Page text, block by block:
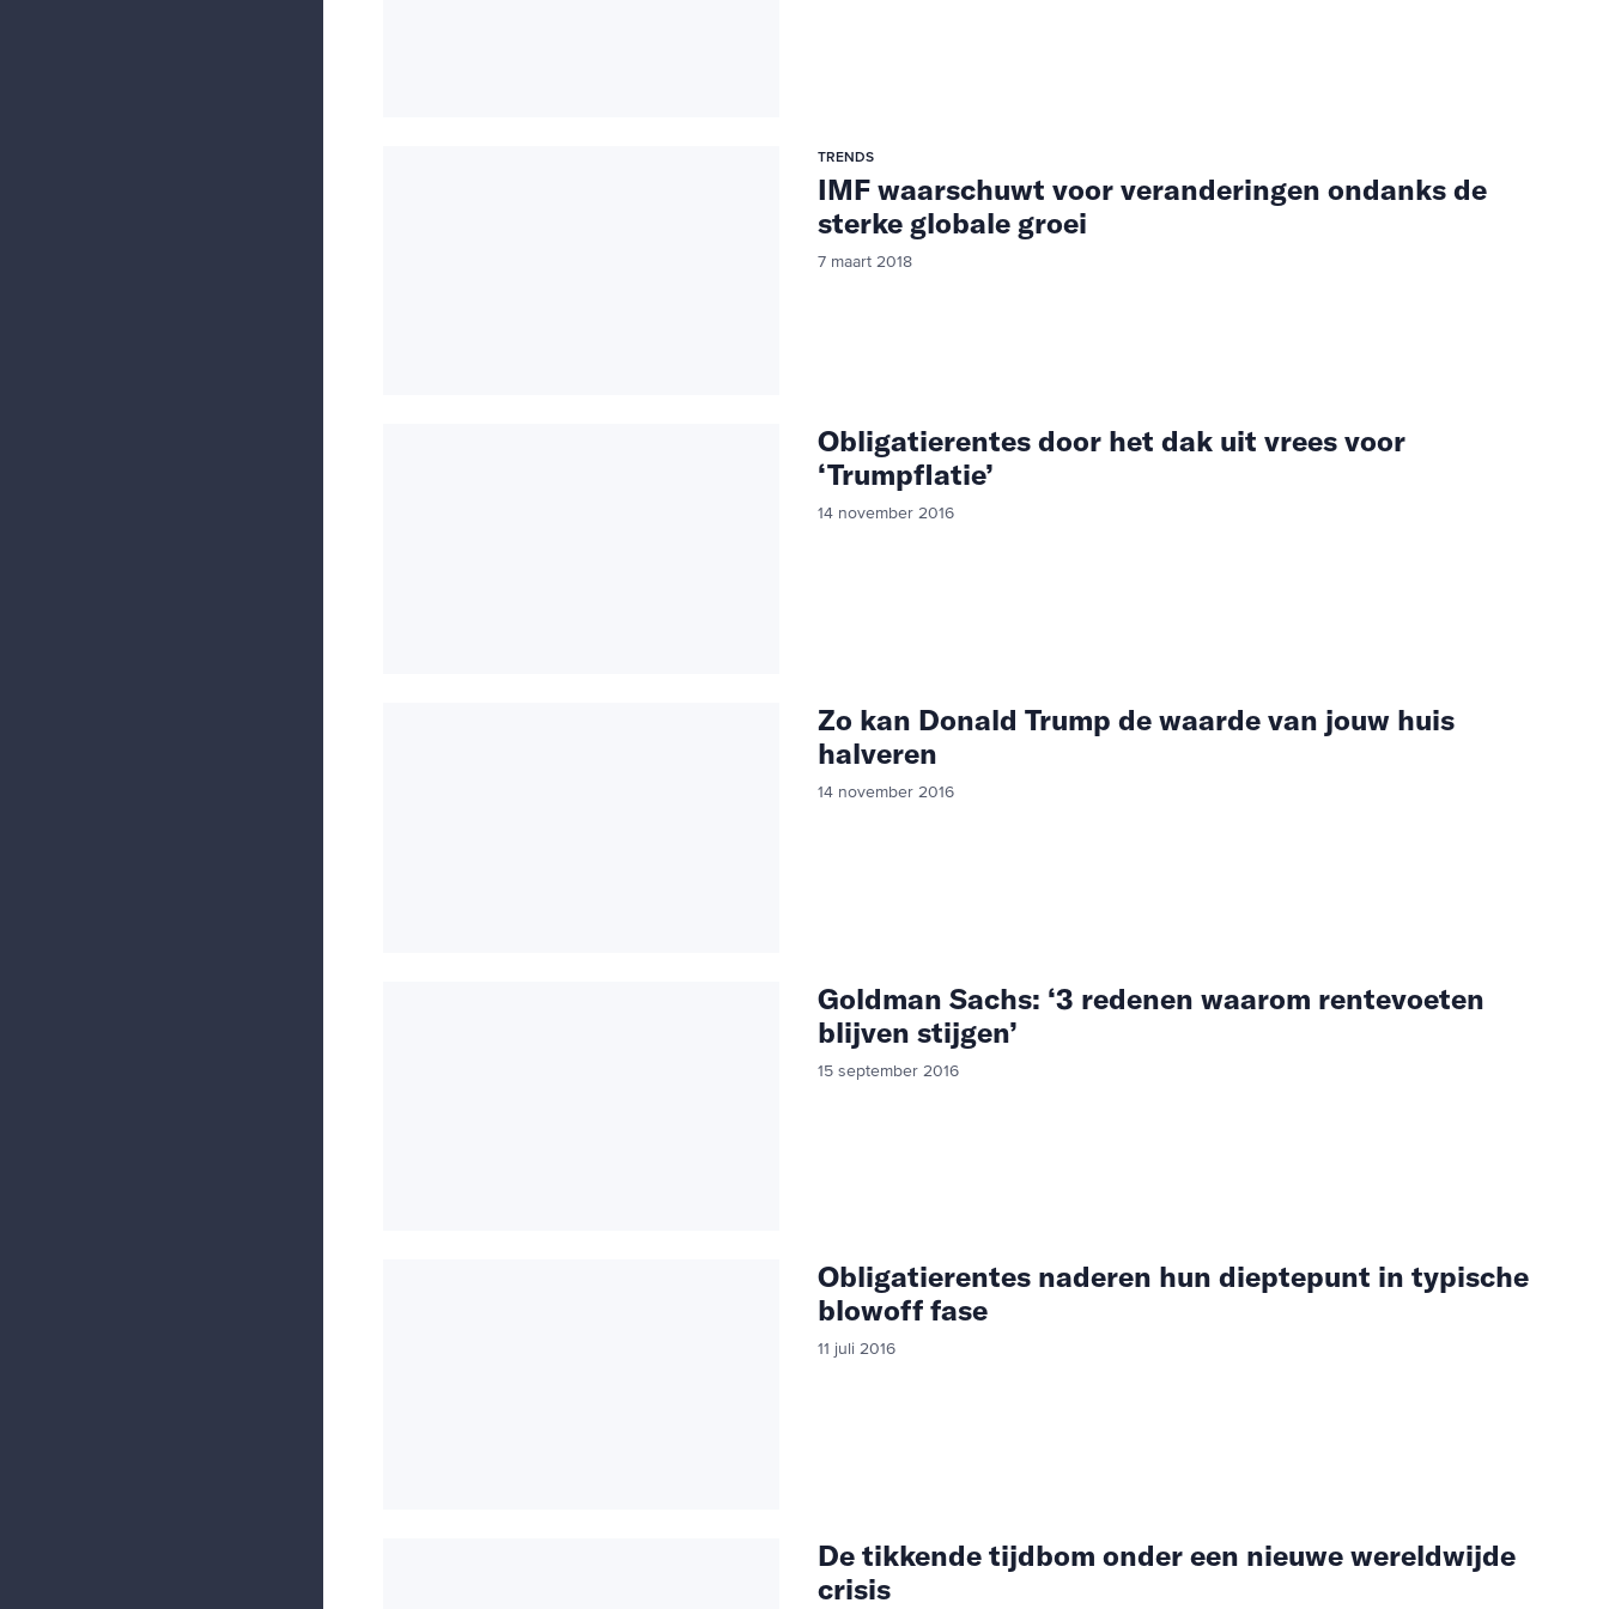
TRENDS
IMF waarschuwt voor veranderingen ondanks de
sterke globale groei
7 maart 2018
Obligatierentes door het dak uit vrees voor
‘Trumpflatie’
14 november 2016
Zo kan Donald Trump de waarde van jouw huis
halveren
14 november 2016
Goldman Sachs: ‘3 redenen waarom rentevoeten
blijven stijgen’
15 september 2016
Obligatierentes naderen hun dieptepunt in typische
blowoff fase
11 juli 2016
De tikkende tijdbom onder een nieuwe wereldwijde
crisis